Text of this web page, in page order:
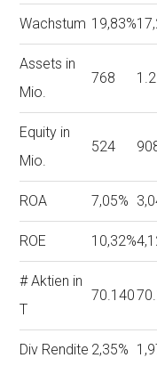
Wachstum 19,83%
Assets in
Mio.
768
Equity in
Mio.
524
ROA 7,05%
ROE 10,32%
# Aktien in
T
70.140
Div Rendite 2,35%